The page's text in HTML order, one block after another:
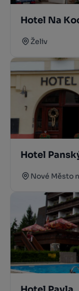
Hotel Na
Želiv
Hotel
Nové Město